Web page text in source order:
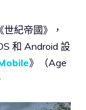
紀帝國》，
和 Android 設
》（Age